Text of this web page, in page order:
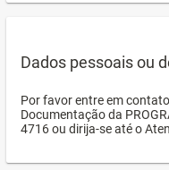
Dados pessoais ou
Por favor entre em
Documentação da
4716 ou dirija-se até o